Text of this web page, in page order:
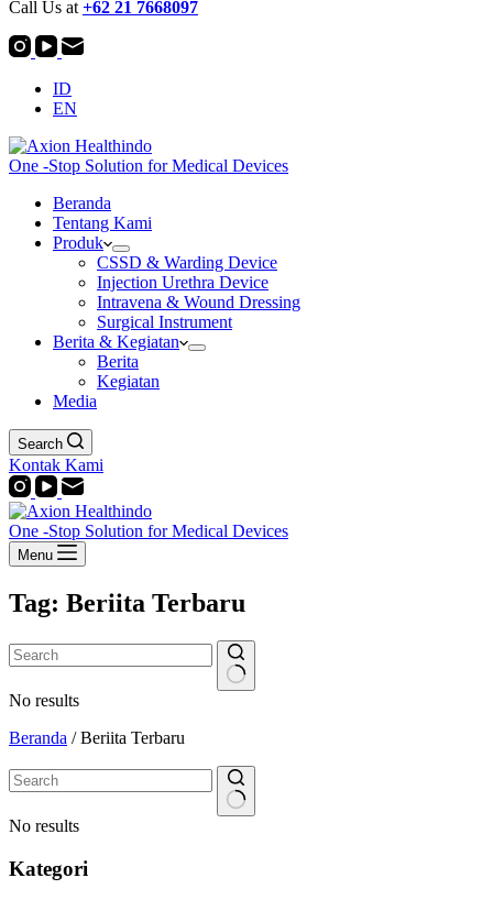
Call Us at +62 21 7668097
ID
EN
One -Stop Solution for Medical Devices
Beranda
Tentang Kami
Produk
CSSD & Warding Device
Injection Urethra Device
Intravena & Wound Dressing
Surgical Instrument
Berita & Kegiatan
Berita
Kegiatan
Media
Search
Kontak Kami
One -Stop Solution for Medical Devices
Menu
Tag: Beriita Terbaru
No results
Beranda /Beriita Terbaru
No results
Kategori